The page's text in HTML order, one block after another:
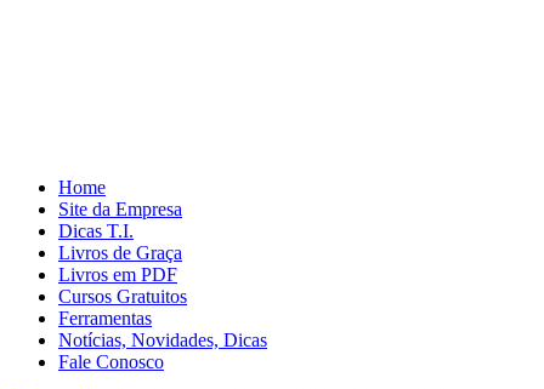
Home
Site da Empresa
Dicas T.I.
Livros de Graça
Livros em PDF
Cursos Gratuitos
Ferramentas
Notícias, Novidades, Dicas
Fale Conosco